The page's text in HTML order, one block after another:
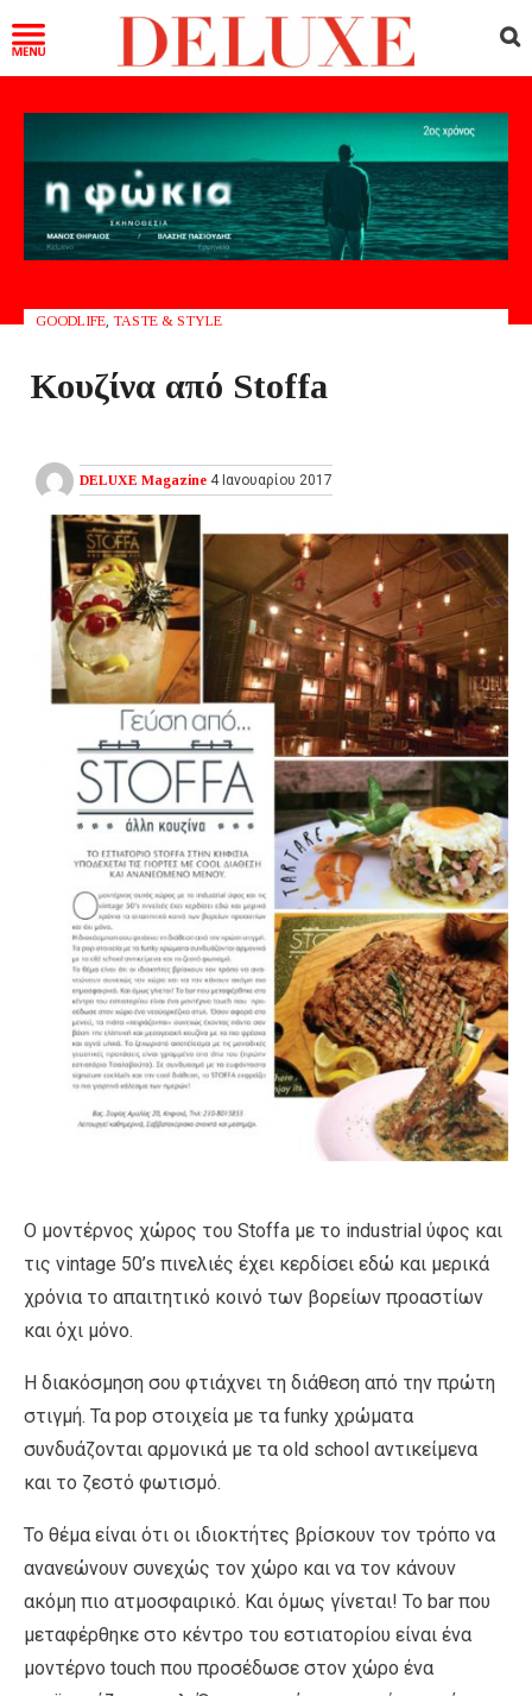
GOODLIFE TASTE & STYLE
Κουζίνα από Stoffa
DELUXE Magazine 4 Ιανουαρίου 2017
Ο μοντέρνος χώρος του Stoffa με το industrial ύφος και
τις vintage 50’s πινελιές έχει κερδίσει εδώ και μερικά
χρόνια το απαιτητικό κοινό των βορείων προαστίων
και όχι μόνο.
Η διακόσμηση σου φτιάχνει τη διάθεση από την πρώτη
στιγμή. Τα pop στοιχεία με τα funky χρώματα
συνδυάζονται αρμονικά με τα οld school αντικείμενα
και το ζεστό φωτισμό.
Το θέμα είναι ότι οι ιδιοκτήτες βρίσκουν τον τρόπο να
ανανεώνουν συνεχώς τον χώρο και να τον κάνουν
ακόμη πιο ατμοσφαιρικό. Και όμως γίνεται! Το bar που
μεταφέρθηκε στο κέντρο του εστιατορίου είναι ένα
μοντέρνο touch που προσέδωσε στον χώρο ένα